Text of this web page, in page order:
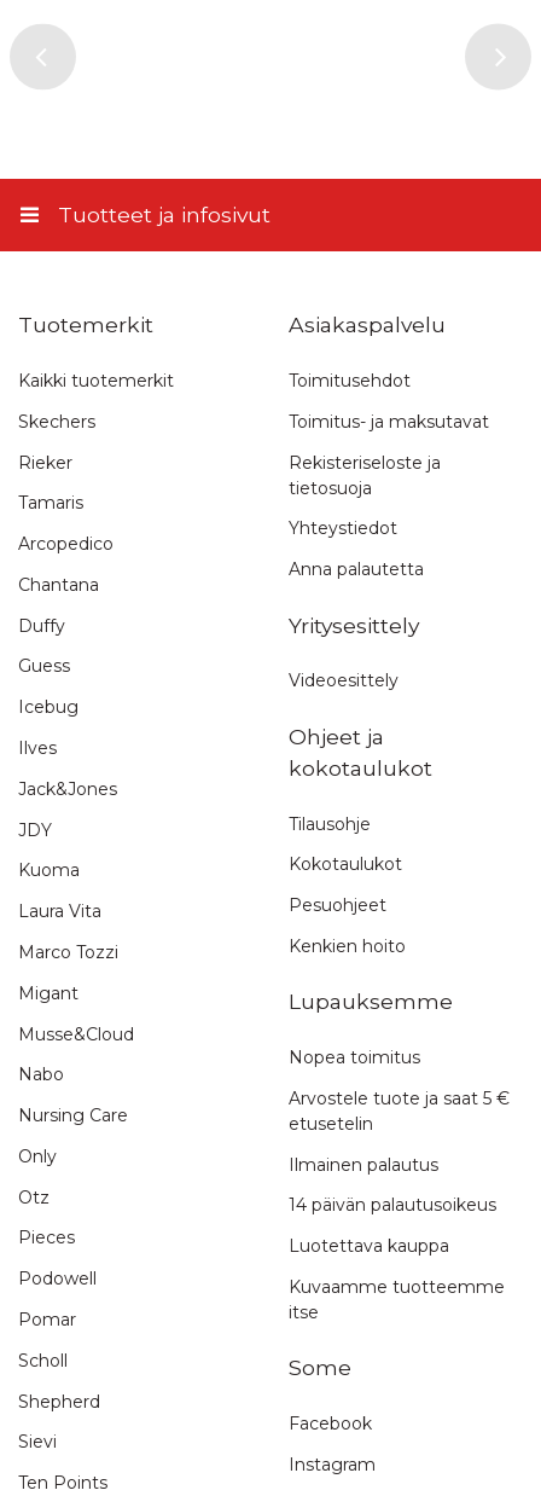
sivuillamme sekä muissa kanavissa ja medioissa. Stiletto.fi-
verkkokauppa pidättää oikeuden olla julkaisematta arvostelua.
Lähettämällä arvostelusi hyväksyt nämä ehdot.
11,45 €
Tuotteet ja infosivut
Tuotemerkit
Kaikki tuotemerkit
Skechers
Rieker
Tamaris
Arcopedico
Chantana
Duffy
Guess
Icebug
Ilves
Jack&Jones
JDY
Kuoma
Laura Vita
Marco Tozzi
Migant
Musse&Cloud
Nabo
Nursing Care
Only
Otz
Pieces
Podowell
Pomar
Scholl
Shepherd
Sievi
Ten Points
Asiakaspalvelu
Toimitusehdot
Toimitus- ja maksutavat
Rekisteriseloste ja
tietosuoja
Yhteystiedot
Anna palautetta
Yritysesittely
Videoesittely
Ohjeet ja
kokotaulukot
Tilausohje
Kokotaulukot
Pesuohjeet
Kenkien hoito
Lupauksemme
Nopea toimitus
Arvostele tuote ja saat 5 €
etusetelin
Ilmainen palautus
14 päivän palautusoikeus
Luotettava kauppa
Kuvaamme tuotteemme
itse
Some
Facebook
Instagram